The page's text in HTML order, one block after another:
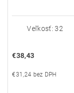
Veľkosť: 32
€38,43
€31,24 bez DPH